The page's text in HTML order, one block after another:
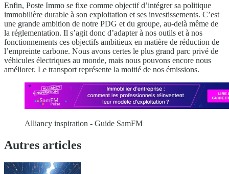
Enfin, Poste Immo se fixe comme objectif d’intégrer sa politique
immobilière durable à son exploitation et ses investissements. C’est
une grande ambition de notre PDG et du groupe, au-delà même de
la réglementation. Il s’agit donc d’adapter à nos outils et à nos
fonctionnements ces objectifs ambitieux en matière de réduction de
l’empreinte carbone. Nous avons certes le plus grand parc privé de
véhicules électriques au monde, mais nous pouvons encore nous
améliorer. Le transport représente la moitié de nos émissions.
Alliancy inspiration - Guide SamFM
Autres articles